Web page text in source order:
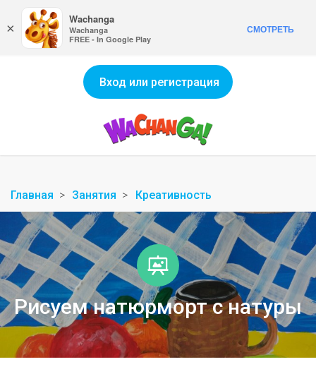
Вход или регистрация
Главная Занятия Креативность
Рисуем натюрморт с натуры
×
Wachanga
Wachanga
FREE - In Google Play
СМОТРЕТЬ